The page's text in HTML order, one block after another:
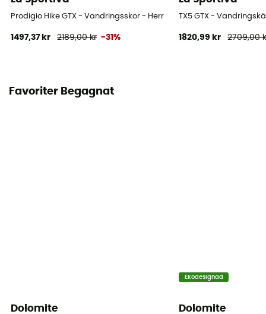
Prodigio Hike GTX - Vandringsskor - Herr
1497,37 kr 2189,00 kr -31%
TX5 GTX -
1820,99 kr 2709,00
Favoriter Begagnat
Dolomite
Ekodesignad
Dolomite